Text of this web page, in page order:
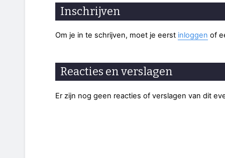
Inschrijven
Om je in te schrijven, moet je eerst inloggen of
Reacties en verslagen
Er zijn nog geen reacties of verslagen van dit